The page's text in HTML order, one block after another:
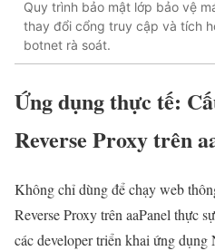
Quy trình bảo mật lớp bảo vệ
thay đổi cổng truy cập và tích
botnet rà soát.
Ứng dụng thực tế:
Reverse Proxy trên
Không chỉ dùng để chạy web
Reverse Proxy trên aaPanel thực
các developer triển khai ứng dụng